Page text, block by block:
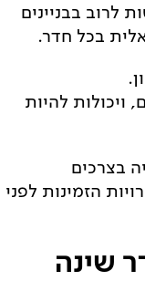
לרוב בבניינים
בכל חדר.
להיות
בצרכים
הזמינות לפני
שינה